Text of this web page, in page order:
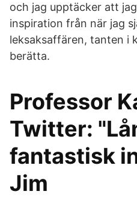
och jag upptäcker att
inspiration från när jag
leksaksaffären, tanten i
berätta.
Professor
Twitter:
fantastisk
Jim